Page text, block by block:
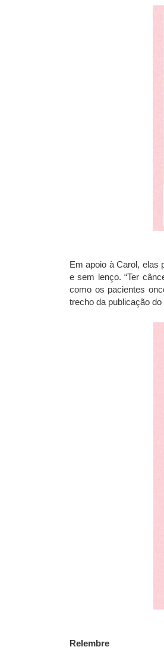
Em apoio à Carol, elas
e sem lenço. “Ter
como os pacientes
trecho da publicação
Relembre